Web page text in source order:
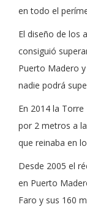
en todo el
El diseño de los
consiguió
Puerto Madero
nadie podrá
En 2014 la
por 2 metros a
que reinaba en
Desde 2005 el
en Puerto
Faro y sus 160